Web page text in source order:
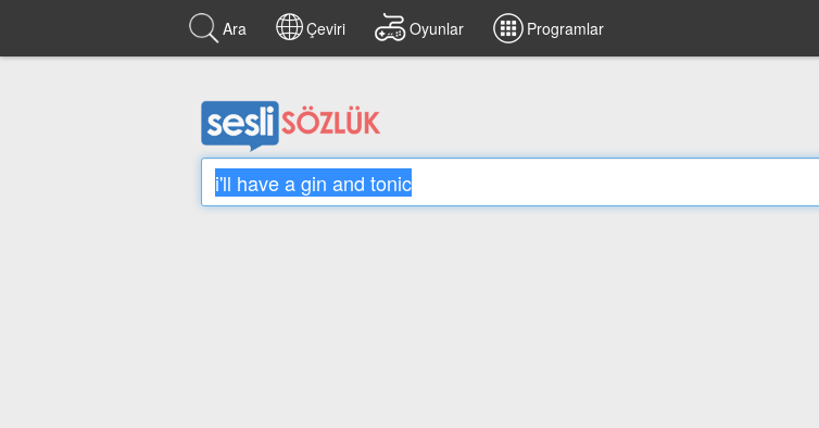
Ara Çeviri Oyunlar Programlar